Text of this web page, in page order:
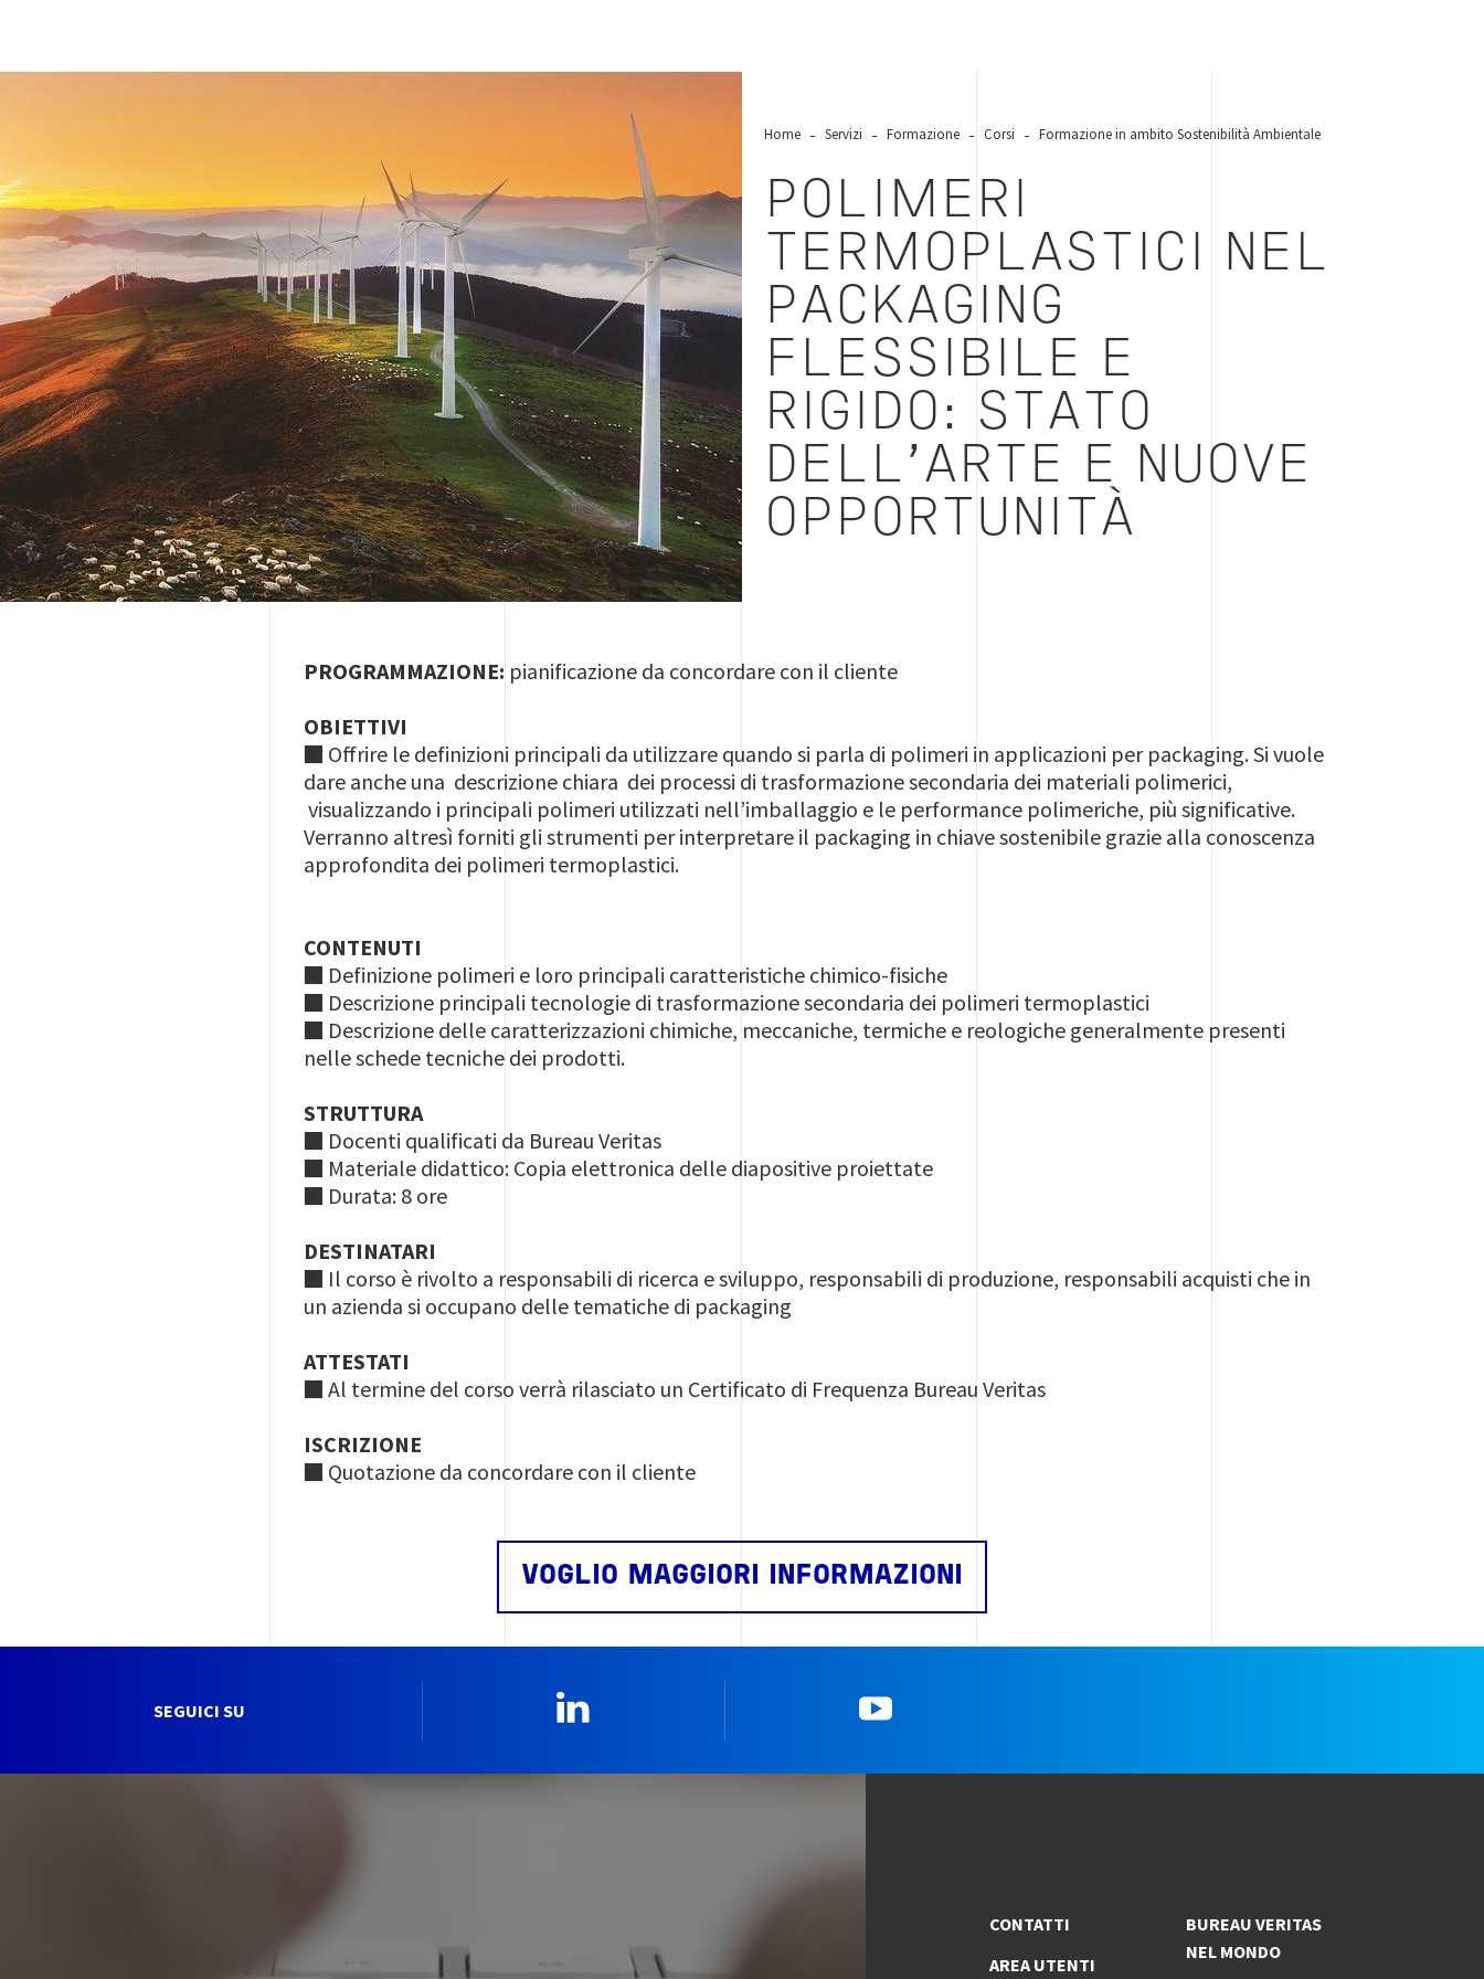
Home Servizi Formazione Corsi Formazione in ambito Sostenibilità Ambientale
POLIMERI
TERMOPLASTICI NEL
PACKAGING
FLESSIBILE E
RIGIDO: STATO
DELL’ARTE E NUOVE
OPPORTUNITÀ
PROGRAMMAZIONE: pianificazione da concordare con il cliente
OBIETTIVI
■ Offrire le definizioni principali da utilizzare quando si parla di polimeri in applicazioni per packaging. Si vuole
dare anche una descrizione chiara dei processi di trasformazione secondaria dei materiali polimerici,
visualizzando i principali polimeri utilizzati nell’imballaggio e le performance polimeriche, più significative.
Verranno altresì forniti gli strumenti per interpretare il packaging in chiave sostenibile grazie alla conoscenza
approfondita dei polimeri termoplastici.
CONTENUTI
■ Definizione polimeri e loro principali caratteristiche chimico-fisiche
■ Descrizione principali tecnologie di trasformazione secondaria dei polimeri termoplastici
■ Descrizione delle caratterizzazioni chimiche, meccaniche, termiche e reologiche generalmente presenti
nelle schede tecniche dei prodotti.
STRUTTURA
■ Docenti qualificati da Bureau Veritas
■ Materiale didattico: Copia elettronica delle diapositive proiettate
■ Durata: 8 ore
DESTINATARI
■ Il corso è rivolto a responsabili di ricerca e sviluppo, responsabili di produzione, responsabili acquisti che in
un azienda si occupano delle tematiche di packaging
ATTESTATI
■ Al termine del corso verrà rilasciato un Certificato di Frequenza Bureau Veritas
ISCRIZIONE
■ Quotazione da concordare con il cliente
VOGLIO MAGGIORI INFORMAZIONI
SEGUICI SU
CONTATTI
AREA UTENTI
BUREAU VERITAS
NEL MONDO